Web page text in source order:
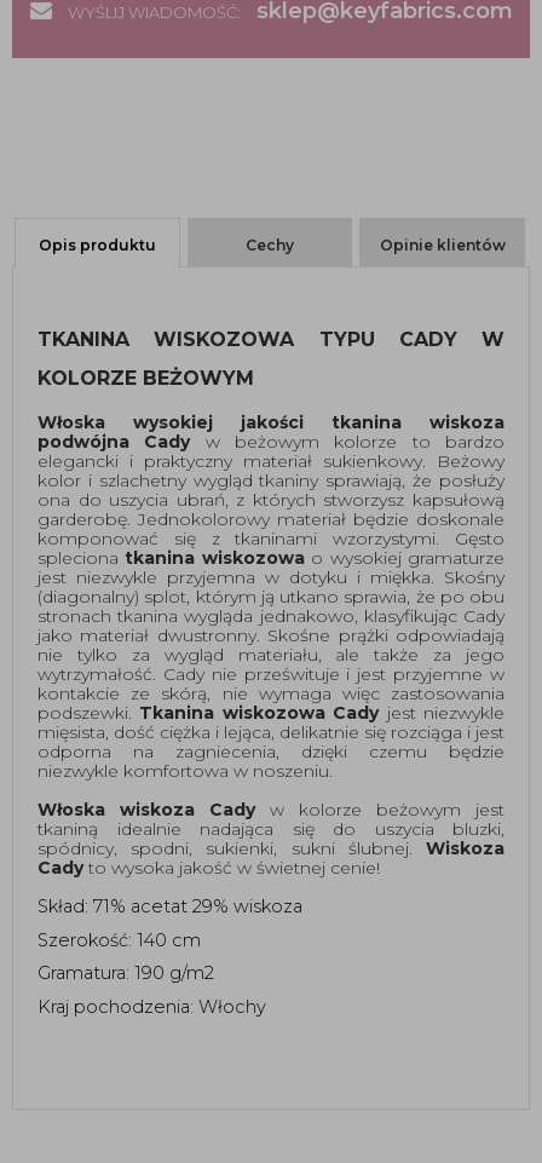
WYŚLIJ WIADOMOŚĆ: sklep@keyfabrics.com
Opis produktu Cechy Opinie klientów
TKANINA WISKOZOWA TYPU CADY W
KOLORZE BEŻOWYM
Włoska wysokiej jakości tkanina wiskoza
podwójna Cady w beżowym kolorze to bardzo
elegancki i praktyczny materiał sukienkowy. Beżowy
kolor i szlachetny wygląd tkaniny sprawiają, że posłuży
ona do uszycia ubrań, z których stworzysz kapsułową
garderobę. Jednokolorowy materiał będzie doskonale
komponować się z tkaninami wzorzystymi. Gęsto
spleciona tkanina wiskozowa o wysokiej gramaturze
jest niezwykle przyjemna w dotyku i miękka. Skośny
(diagonalny) splot, którym ją utkano sprawia, że po obu
stronach tkanina wygląda jednakowo, klasyfikując Cady
jako materiał dwustronny. Skośne prążki odpowiadają
nie tylko za wygląd materiału, ale także za jego
wytrzymałość. Cady nie prześwituje i jest przyjemne w
kontakcie ze skórą, nie wymaga więc zastosowania
podszewki. Tkanina wiskozowa Cady jest niezwykle
mięsista, dość ciężka i lejąca, delikatnie się rozciąga i jest
odporna na zagniecenia, dzięki czemu będzie
niezwykle komfortowa w noszeniu.
Włoska wiskoza Cady w kolorze beżowym jest
tkaniną idealnie nadająca się do uszycia bluzki,
spódnicy, spodni, sukienki, sukni ślubnej. Wiskoza
Cady to wysoka jakość w świetnej cenie!
Skład: 71% acetat 29% wiskoza
Szerokość: 140 cm
Gramatura: 190 g/m2
Kraj pochodzenia: Włochy